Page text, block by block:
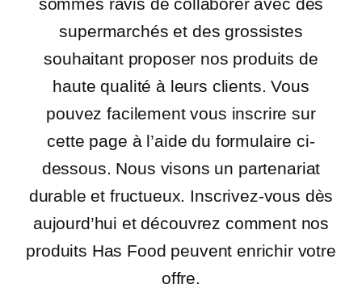
supermarchés et des grossistes
souhaitant proposer nos produits de
haute qualité à leurs clients. Vous
pouvez facilement vous inscrire sur
cette page à l’aide du formulaire ci-
dessous. Nous visons un partenariat
durable et fructueux. Inscrivez-vous dès
aujourd’hui et découvrez comment nos
produits Has Food peuvent enrichir votre
offre.